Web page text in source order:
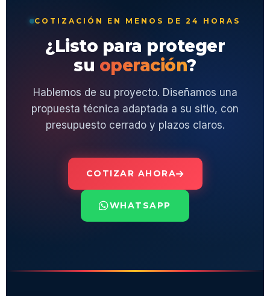
COTIZACIÓN EN MENOS DE 24 HORAS
¿Listo para proteger
su operación?
Hablemos de su proyecto. Diseñamos una
propuesta técnica adaptada a su sitio, con
presupuesto cerrado y plazos claros.
COTIZAR AHORA
WHATSAPP